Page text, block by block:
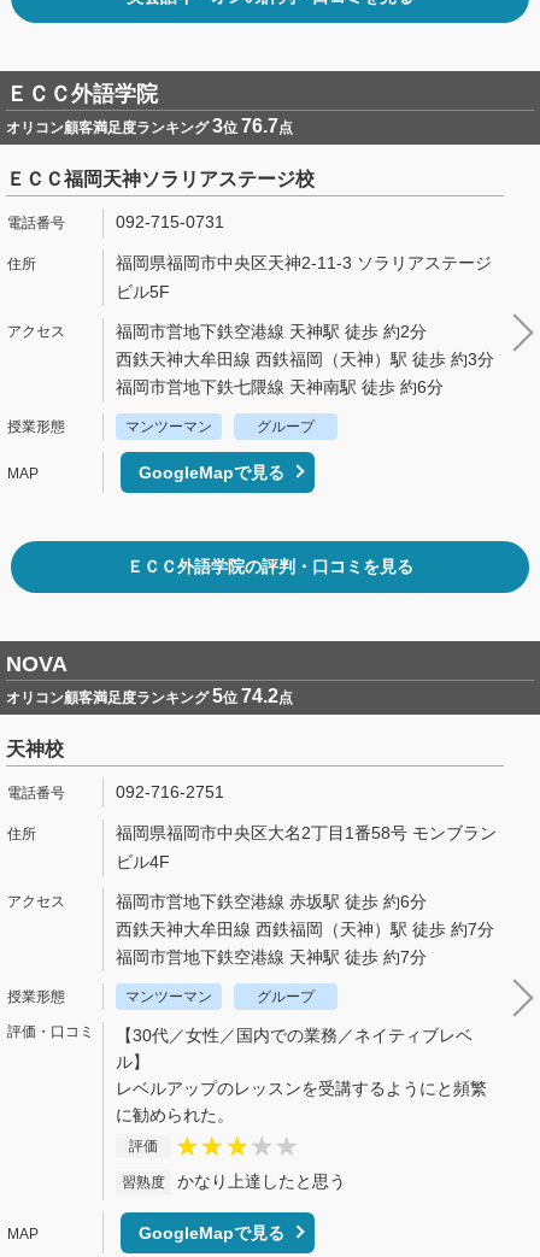
ＥＣＣ外語学院
オリコン顧客満足度ランキング3位 76.7点
ＥＣＣ福岡天神ソラリアステージ校
092-715-0731
福岡県福岡市中央区天神2-11-3 ソラリアステージ
ビル5F
福岡市営地下鉄空港線 天神駅 徒歩 約2分
西鉄天神大牟田線 西鉄福岡（天神）駅 徒歩 約3分
福岡市営地下鉄七隈線 天神南駅 徒歩 約6分
マンツーマン グループ
GoogleMapで見る
ＥＣＣ外語学院の評判・口コミを見る
NOVA
オリコン顧客満足度ランキング5位 74.2点
天神校
092-716-2751
福岡県福岡市中央区大名2丁目1番58号 モンブラン
ビル4F
福岡市営地下鉄空港線 赤坂駅 徒歩 約6分
西鉄天神大牟田線 西鉄福岡（天神）駅 徒歩 約7分
福岡市営地下鉄空港線 天神駅 徒歩 約7分
マンツーマン グループ
【30代／女性／国内での業務／ネイティブレベ
ル】
レベルアップのレッスンを受講するようにと頻繁
に勧められた。
評価
習熟度 かなり上達したと思う
GoogleMapで見る